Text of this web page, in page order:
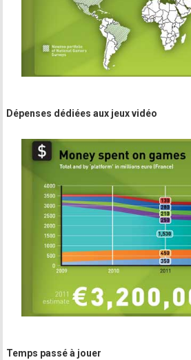
Dépenses dédiées aux jeux vidéo
Temps passé à jouer